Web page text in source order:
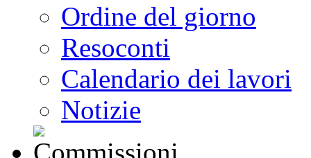
Ordine del giorno
Resoconti
Calendario dei lavori
Notizie